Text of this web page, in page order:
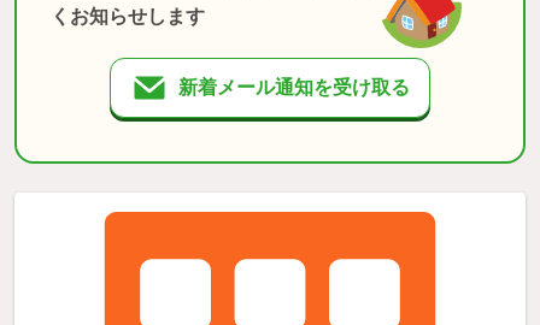
くお知らせします
新着メール通知を受け取る